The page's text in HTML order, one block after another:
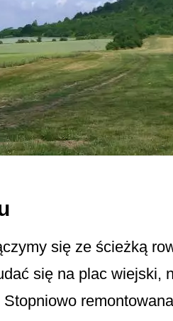
się ze ścieżką
się na plac wiejski,